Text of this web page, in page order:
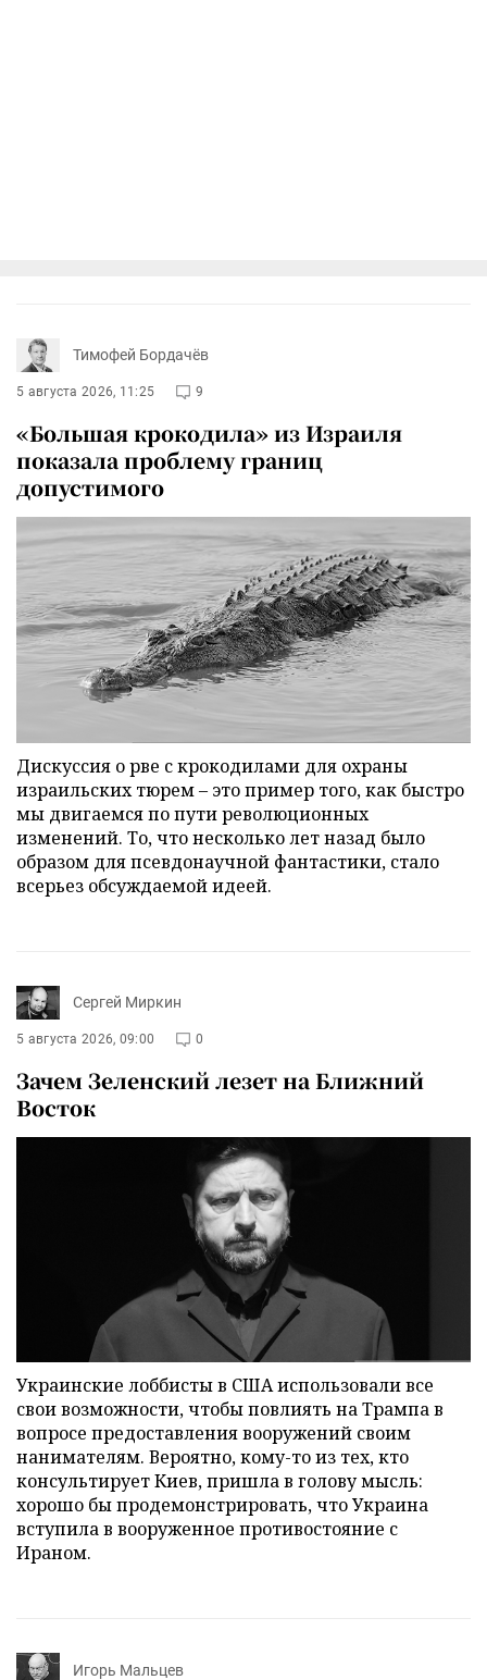
Тимофей Бордачёв
5 августа 2026, 11:25 9
«Большая крокодила» из Израиля
показала проблему границ
допустимого
Дискуссия о рве с крокодилами для охраны
израильских тюрем – это пример того, как быстро
мы двигаемся по пути революционных
изменений. То, что несколько лет назад было
образом для псевдонаучной фантастики, стало
всерьез обсуждаемой идеей.
Сергей Миркин
5 августа 2026, 09:00 0
Зачем Зеленский лезет на Ближний
Восток
Украинские лоббисты в США использовали все
свои возможности, чтобы повлиять на Трампа в
вопросе предоставления вооружений своим
нанимателям. Вероятно, кому-то из тех, кто
консультирует Киев, пришла в голову мысль:
хорошо бы продемонстрировать, что Украина
вступила в вооруженное противостояние с
Ираном.
Игорь Мальцев